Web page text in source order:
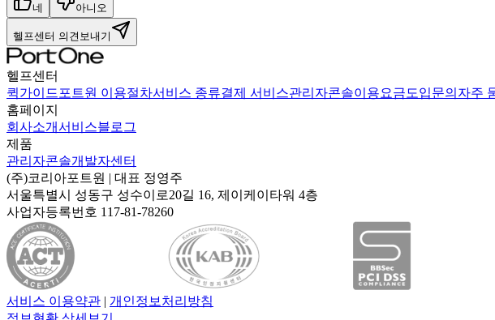
네 아니오
헬프센터 의견보내기
헬프센터
퀵가이드 포트원 이용절차서비스 종류결제 서비스관리자콘솔이용요금도입문의 자주
홈페이지
회사소개서비스블로그
제품
관리자콘솔개발자센터
(주)코리아포트원 | 대표 정영주
서울특별시 성동구 성수이로20길 16, 제이케이타워 4층
사업자등록번호 117-81-78260
서비스 이용약관 | 개인정보처리방침